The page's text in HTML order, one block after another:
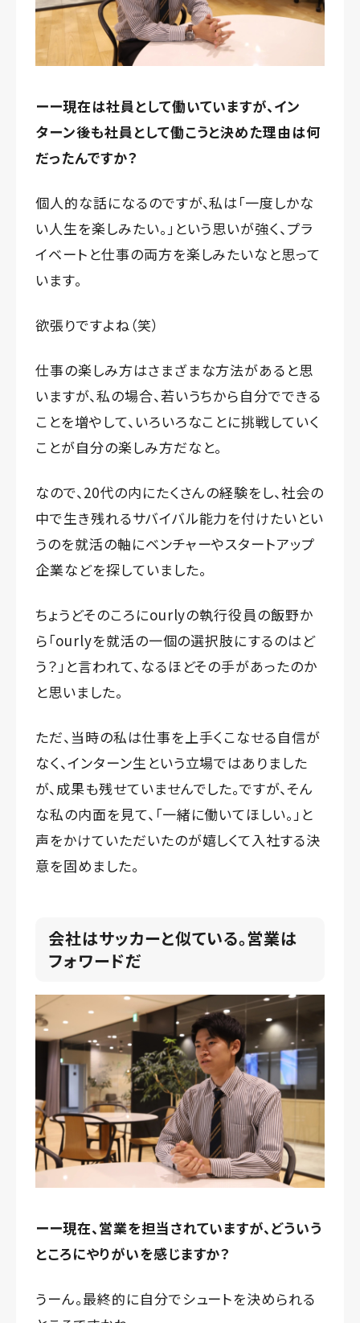
ーー現在は社員として働いていますが、イン
ターン後も社員として働こうと決めた理由は何
だったんですか？
個人的な話になるのですが、私は「一度しかな
い人生を楽しみたい。」という思いが強く、プラ
イベートと仕事の両方を楽しみたいなと思って
います。
欲張りですよね（笑）
仕事の楽しみ方はさまざまな方法があると思
いますが、私の場合、若いうちから自分でできる
ことを増やして、いろいろなことに挑戦していく
ことが自分の楽しみ方だなと。
なので、20代の内にたくさんの経験をし、社会の
中で生き残れるサバイバル能力を付けたいとい
うのを就活の軸にベンチャーやスタートアップ
企業などを探していました。
ちょうどそのころにourlyの執行役員の飯野か
ら「ourlyを就活の一個の選択肢にするのはど
う？」と言われて、なるほどその手があったのか
と思いました。
ただ、当時の私は仕事を上手くこなせる自信が
なく、インターン生という立場ではありました
が、成果も残せていませんでした。ですが、そん
な私の内面を見て、「一緒に働いてほしい。」と
声をかけていただいたのが嬉しくて入社する決
意を固めました。
会社はサッカーと似ている。営業は
フォワードだ
ーー現在、営業を担当されていますが、どういう
ところにやりがいを感じますか？
うーん。最終的に自分でシュートを決められる